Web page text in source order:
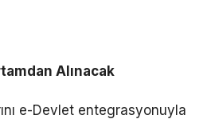
Alınacak
e-Devlet entegrasyonuyla